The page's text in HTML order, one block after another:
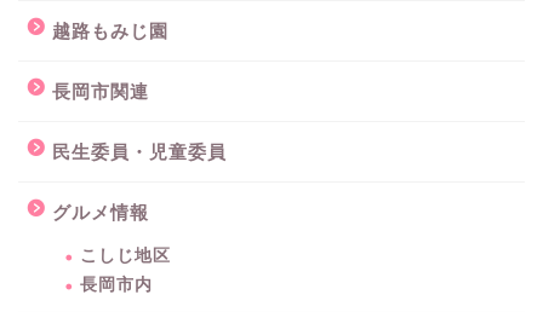
越路もみじ園
長岡市関連
民生委員・児童委員
グルメ情報
こしじ地区
長岡市内